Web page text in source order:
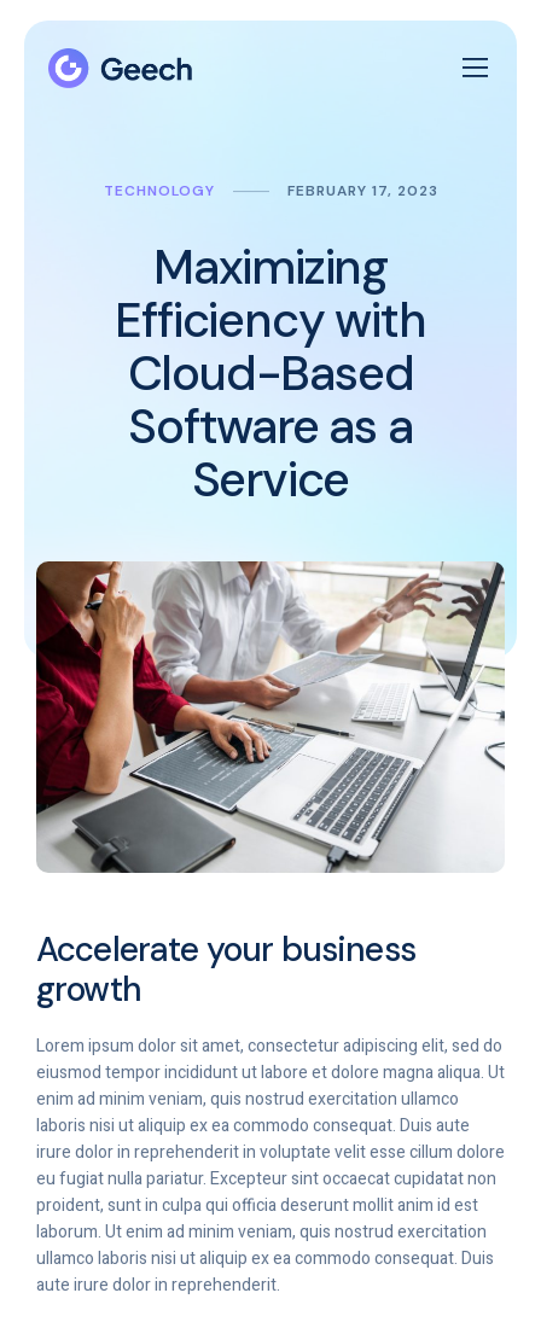
TECHNOLOGY FEBRUARY 17, 2023
Maximizing
Efficiency with
Cloud-Based
Software as a
Service
Accelerate your business
growth
Lorem ipsum dolor sit amet, consectetur adipiscing elit, sed do
eiusmod tempor incididunt ut labore et dolore magna aliqua. Ut
enim ad minim veniam, quis nostrud exercitation ullamco
laboris nisi ut aliquip ex ea commodo consequat. Duis aute
irure dolor in reprehenderit in voluptate velit esse cillum dolore
eu fugiat nulla pariatur. Excepteur sint occaecat cupidatat non
proident, sunt in culpa qui officia deserunt mollit anim id est
laborum. Ut enim ad minim veniam, quis nostrud exercitation
ullamco laboris nisi ut aliquip ex ea commodo consequat. Duis
aute irure dolor in reprehenderit.